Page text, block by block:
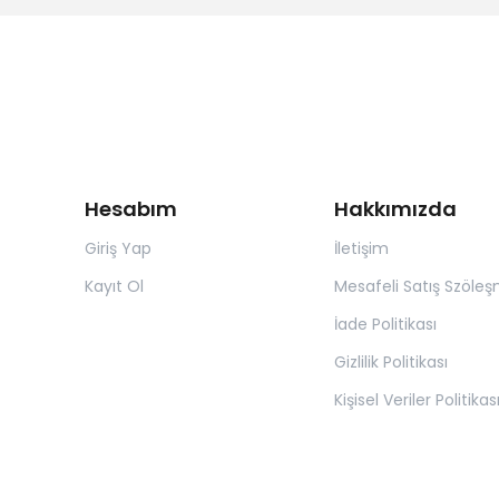
Hesabım
Giriş Yap
Kayıt Ol
Hakkımızda
İletişim
Mesafeli Satış
İade Politikası
Gizlilik Politikası
Kişisel Veriler Politikası